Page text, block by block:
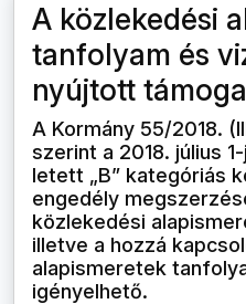
A közlekedési
tanfolyam és
nyújtott
A Kormány 55/2018.
szerint a 2018. július
letett „B” kategóriás
engedély
közlekedési
illetve a hozzá
alapismeretek
igényelhető.